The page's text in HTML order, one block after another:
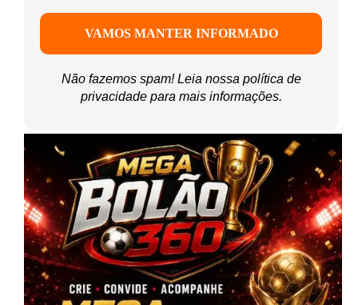
Não fazemos spam! Leia nossa política de
privacidadepara mais informações.